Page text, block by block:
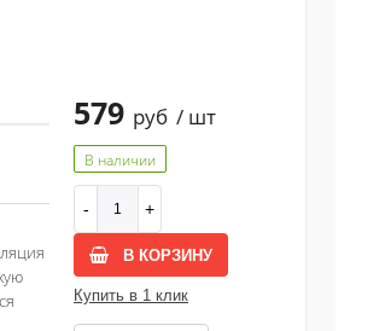
579 руб / шт
В наличии
В КОРЗИНУ
Купить в 1 клик